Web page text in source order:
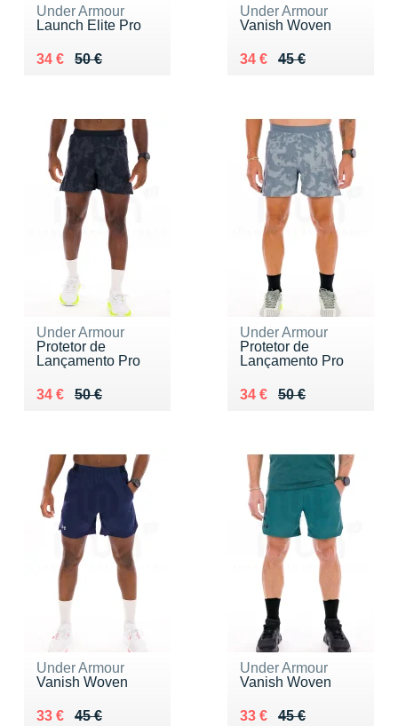
Under Armour
Launch Elite Pro
50 €
Au lieu de 50 €
34 €
Vendu 34 €
Under Armour
Vanish Woven
45 €
Au lieu de 45 €
34 €
Vendu 34 €
Under Armour
Protetor de
Lançamento Pro
50 €
Au lieu de 50 €
34 €
Vendu 34 €
Under Armour
Protetor de
Lançamento Pro
50 €
Au lieu de 50 €
34 €
Vendu 34 €
Under Armour
Vanish Woven
45 €
Au lieu de 45 €
33 €
Vendu 33 €
Under Armour
Vanish Woven
45 €
Au lieu de 45 €
33 €
Vendu 33 €